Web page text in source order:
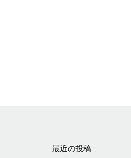
最近の投稿